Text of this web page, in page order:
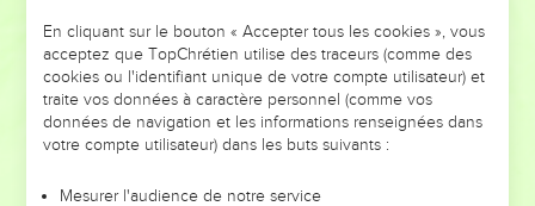
NE MANQUEZ PAS L’ÉVÉNEMENT
DE L’ANNÉE !
ET SI LEURS ERREURS POUVAIENT VOUS ÉVITER LES
VOTRES ?
leur foi ou leur vision. Mais on voit moins les doutes, les erreurs
En cliquant sur le bouton « Accepter tous les cookies », vous
acceptez que TopChrétien utilise des traceurs (comme des
cookies ou l'identifiant unique de votre compte utilisateur) et
traite vos données à caractère personnel (comme vos
données de navigation et les informations renseignées dans
votre compte utilisateur) dans les buts suivants :
Mesurer l'audience de notre service